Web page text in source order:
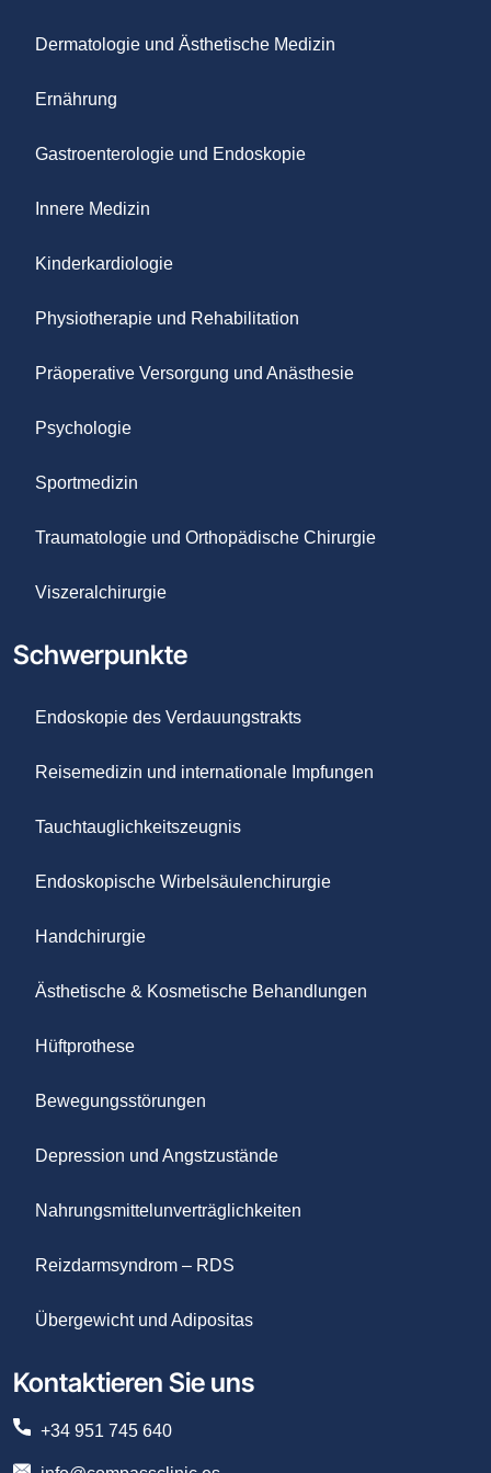
Dermatologie und Ästhetische Medizin
Ernährung
Gastroenterologie und Endoskopie
Innere Medizin
Kinderkardiologie
Physiotherapie und Rehabilitation
Präoperative Versorgung und Anästhesie
Psychologie
Sportmedizin
Traumatologie und Orthopädische Chirurgie
Viszeralchirurgie
Schwerpunkte
Endoskopie des Verdauungstrakts
Reisemedizin und internationale Impfungen
Tauchtauglichkeitszeugnis
Endoskopische Wirbelsäulenchirurgie
Handchirurgie
Ästhetische & Kosmetische Behandlungen
Hüftprothese
Bewegungsstörungen
Depression und Angstzustände
Nahrungsmittelunverträglichkeiten
Reizdarmsyndrom – RDS
Übergewicht und Adipositas
Kontaktieren Sie uns
+34 951 745 640